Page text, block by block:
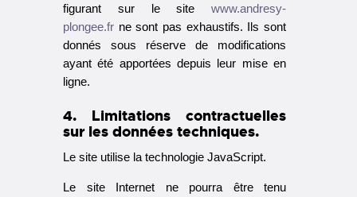
figurant sur le site www.andresy-
plongee.fr ne sont pas exhaustifs. Ils sont
donnés sous réserve de modifications
ayant été apportées depuis leur mise en
ligne.
4. Limitations contractuelles
sur les données techniques.
Le site utilise la technologie JavaScript.
Le site Internet ne pourra être tenu